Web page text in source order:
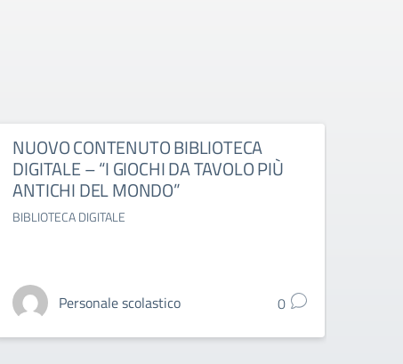
NUOVO CONTENUTO BIBLIOTECA
DIGITALE – “I GIOCHI DA TAVOLO PIÙ
ANTICHI DEL MONDO”
BIBLIOTECA DIGITALE
Personale scolastico 0